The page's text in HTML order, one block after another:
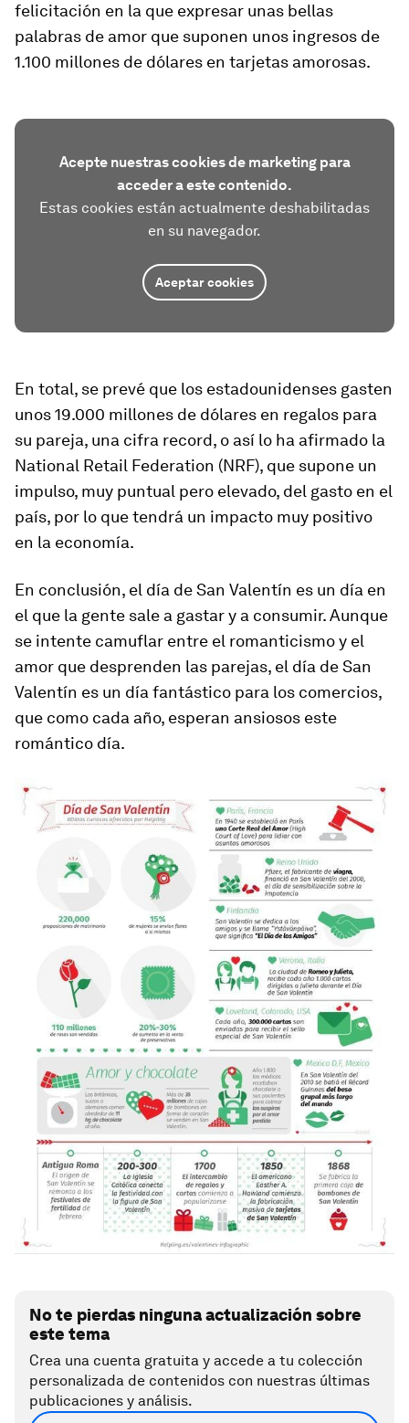
felicitación en la que expresar unas bellas
palabras de amor que suponen unos ingresos de
1.100 millones de dólares en tarjetas amorosas.
Acepte nuestras cookies de marketing para
acceder a este contenido.
Estas cookies están actualmente deshabilitadas
en su navegador.
Aceptar cookies
En total, se prevé que los estadounidenses gasten
unos 19.000 millones de dólares en regalos para
su pareja, una cifra record, o así lo ha afirmado la
National Retail Federation (NRF), que supone un
impulso, muy puntual pero elevado, del gasto en el
país, por lo que tendrá un impacto muy positivo
en la economía.
En conclusión, el día de San Valentín es un día en
el que la gente sale a gastar y a consumir. Aunque
se intente camuflar entre el romanticismo y el
amor que desprenden las parejas, el día de San
Valentín es un día fantástico para los comercios,
que como cada año, esperan ansiosos este
romántico día.
No te pierdas ninguna actualización sobre
este tema
Crea una cuenta gratuita y accede a tu colección
personalizada de contenidos con nuestras últimas
publicaciones y análisis.